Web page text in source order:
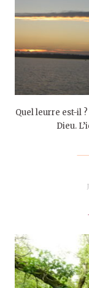
Quel leurre est-il
Dieu.